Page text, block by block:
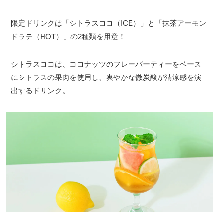
限定ドリンクは「シトラスココ（ICE）」と「抹茶アーモン
ドラテ（HOT）」の2種類を用意！
シトラスココは、ココナッツのフレーバーティーをベース
にシトラスの果肉を使用し、爽やかな微炭酸が清涼感を演
出するドリンク。